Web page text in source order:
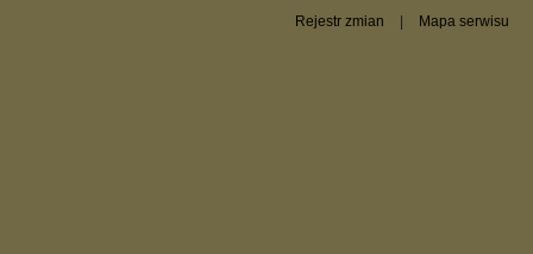
Rejestr zmian Mapa serwisu